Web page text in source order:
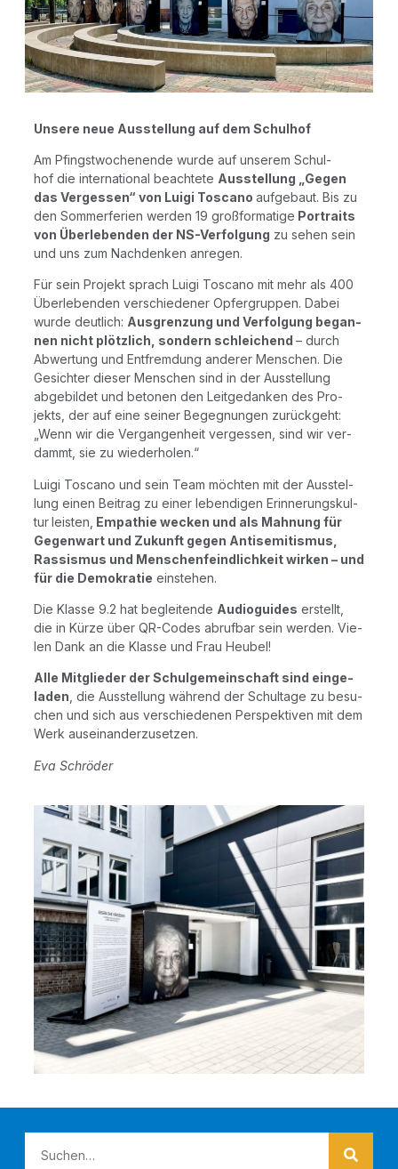
Unse­re neue Aus­stel­lung auf dem Schulhof
Am Pfingst­wo­chen­en­de wur­de auf unse­rem Schul­
hof die inter­na­tio­nal beach­te­te Aus­stel­lung „Gegen
das Ver­ges­sen“ von Lui­gi Tos­ca­no auf­ge­baut. Bis zu
den Som­mer­fe­ri­en wer­den 19 groß­for­ma­ti­ge Por­traits
von Über­le­ben­den der NS-Ver­fol­gung zu sehen sein
und uns zum Nach­den­ken anregen.
Für sein Pro­jekt sprach Lui­gi Tos­ca­no mit mehr als 400
Über­le­ben­den ver­schie­de­ner Opfer­grup­pen. Dabei
wur­de deut­lich: Aus­gren­zung und Ver­fol­gung began­
nen nicht plötz­lich, son­dern schlei­chend – durch
Abwer­tung und Ent­frem­dung ande­rer Men­schen. Die
Gesich­ter die­ser Men­schen sind in der Aus­stel­lung
abge­bil­det und beto­nen den Leit­ge­dan­ken des Pro­
jekts, der auf eine sei­ner Begeg­nun­gen zurück­geht:
„Wenn wir die Ver­gan­gen­heit ver­ges­sen, sind wir ver­
dammt, sie zu wiederholen.“
Lui­gi Tos­ca­no und sein Team möch­ten mit der Aus­stel­
lung einen Bei­trag zu einer leben­di­gen Erin­ne­rungs­kul­
turleis­ten, Empa­thie wecken und als Mah­nung für
Gegen­wart und Zukunft gegen Anti­se­mi­tis­mus,
Ras­sis­mus und Men­schen­feind­lich­keit wir­ken – und
für die Demo­kra­tie einstehen.
Die Klas­se 9.2 hat beglei­ten­de Audio­gui­des erstellt,
die in Kür­ze über QR-Codes abruf­bar sein wer­den. Vie­
len Dank an die Klas­se und Frau Heubel!
Alle Mit­glie­der der Schul­ge­mein­schaft sind ein­ge­
la­den, die Aus­stel­lung wäh­rend der Schul­ta­ge zu besu­
chen und sich aus ver­schie­de­nen Per­spek­ti­ven mit dem
Werk auseinanderzusetzen.
Eva Schrö­der